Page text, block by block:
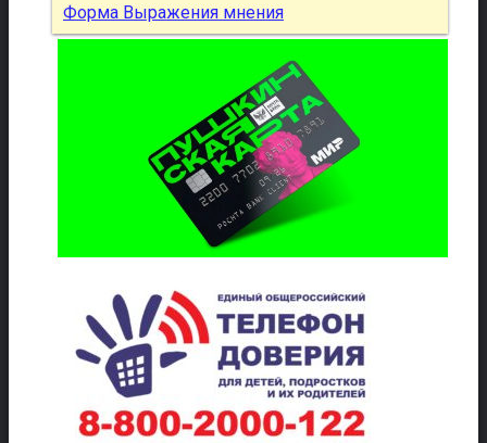
Форма Выражения мнения